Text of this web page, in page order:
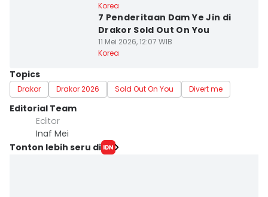
Korea
7 Penderitaan Dam Ye Jin di
Drakor Sold Out On You
11 Mei 2026, 12:07 WIB
Korea
Topics
Drakor Drakor 2026 Sold Out On You Divert me
Editorial Team
Editor
Inaf Mei
Tonton lebih seru di